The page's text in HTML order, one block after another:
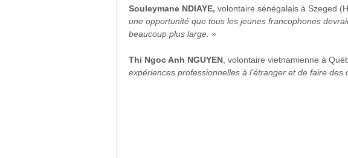
Souleymane NDIAYE, volontaire sénégalais à Szeged
une opportunité que tous les jeunes francophones
beaucoup plus large. »
Thi Ngoc Anh NGUYEN , volontaire vietnamienne à
expériences professionnelles à l’étranger et de faire